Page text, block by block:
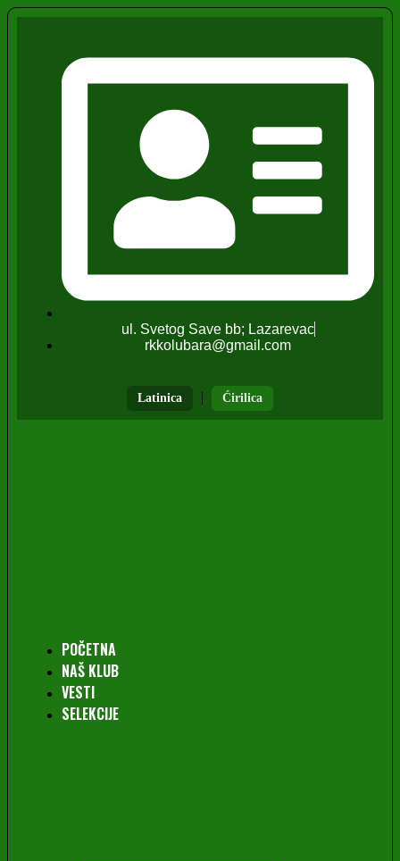
ul. Svetog Save bb; Lazarevac
rkkolubara@gmail.com
Latinica | Ćirilica
POČETNA
NAŠ KLUB
VESTI
SELEKCIJE